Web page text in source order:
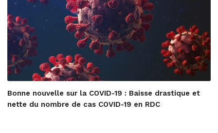
Bonne nouvelle sur la COVID-19 : Baisse drastique et
nette du nombre de cas COVID-19 en RDC